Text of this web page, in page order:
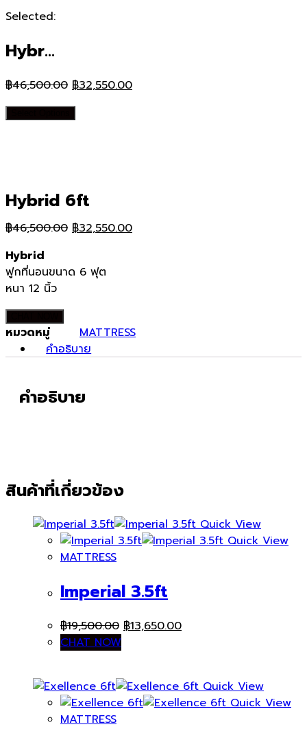
Selected:
Hybr…
฿46,500.00 Original
was:
฿32,550.00Current
Hybrid 6ft
฿46,500.00 Original
฿46,500.00.
฿32,550.00Current
Hybrid
ฟูกที่นอนขนาด 6 ฟุต
หนา 12 นิ้ว
หมวดหมู่
MATTRESS
คำอธิบาย
คำอธิบาย
สินค้าที่เกี่ยวข้อง
Quick View
Quick View
MATTRESS
Imperial 3.5ft
฿19,500.00 Original
฿19,500.00.
฿13,650.00Current
CHAT NOW
Quick View
Quick View
MATTRESS